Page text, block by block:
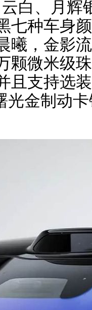
白、月辉
七种车身
曦，金影
颗微米级
且支持选
光金制动